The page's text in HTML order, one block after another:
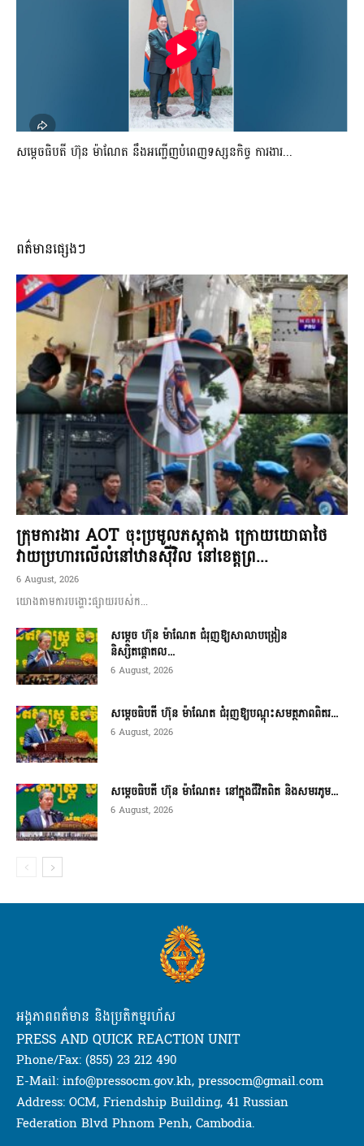
សម្តេចធិបតី ហ៊ុន ម៉ាណែត នឹងអញ្ជើញបំពេញទស្សនកិច្ច ការងារ...
ពត៌មានផ្សេងៗ
ក្រុមការងារ AOT ចុះប្រមូលភស្តុតាង ក្រោយយោធាថៃ
វាយប្រហារលើលំនៅឋានស៊ីវិល នៅខេត្តព្រ...
6 August, 2026
យោងតាមការបង្ហោះផ្សាយរបស់ក...
សម្តេច ហ៊ុន ម៉ាណែត ជំរុញឱ្យសាលាបង្រៀន
និស្សិតផ្តោតល...
6 August, 2026
សម្តេចធិបតី ហ៊ុន ម៉ាណែត ជំរុញឱ្យបណ្តុះសមត្ថភាពពិតរ...
6 August, 2026
សម្តេចធិបតី ហ៊ុន ម៉ាណែត៖ នៅក្នុងជីវិតពិត និងសមរភូម...
6 August, 2026
អង្គភាពពត៌មាន និងប្រតិកម្មរហ័ស
PRESS AND QUICK REACTION UNIT
Phone/Fax: (855) 23 212 490
E-Mail: info@pressocm.gov.kh, pressocm@gmail.com
Address: OCM, Friendship Building, 41 Russian
Federation Blvd Phnom Penh, Cambodia.